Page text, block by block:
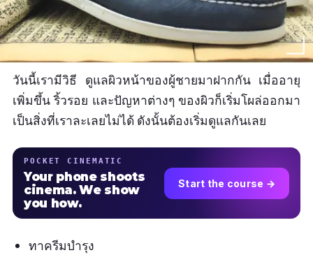
วันนี้เรามีวิธี ดูแลผิวหน้าของผู้ชายมาฝากกัน เมื่ออายุ
เพิ่มขึ้น ริ้วรอย และปัญหาต่างๆ ของผิวก็เริ่มโผล่ออกมา
เป็นสิ่งที่เราละเลยไม่ได้ ดังนั้นต้องเริ่มดูแลกันเลย
POCKET CINEMATIC
Your phone shoots
cinema. We show
you how.
Start the course →
ทาครีมบำรุง